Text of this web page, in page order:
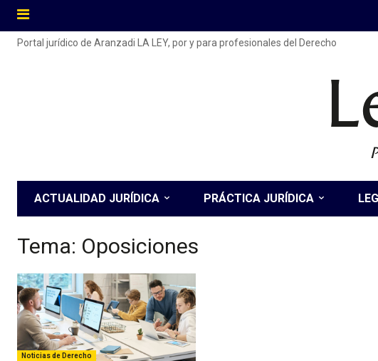
Portal jurídico de Aranzadi LA LEY, por y para profesionales del Derecho
ACTUALIDAD JURÍDICA PRÁCTICA JURÍDICA
Tema: Oposiciones
Noticias de Derecho